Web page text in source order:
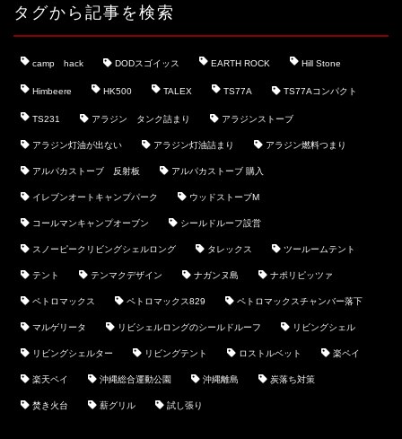
タグから記事を検索
camp hack DODスゴイッス EARTH ROCK Hill Stone
Himbeere HK500 TALEX TS77A TS77Aコンパクト
TS231 アラジン タンク詰まり アラジンストーブ
アラジン灯油が出ない アラジン灯油詰まり アラジン燃料つまり
アルパカストーブ 反射板 アルパカストーブ 購入
イレブンオートキャンプパーク ウッドストーブM
コールマンキャンプオーブン シールドルーフ設営
スノーピークリビングシェルロング タレックス ツールームテント
テント テンマクデザイン ナガンヌ島 ナポリピッツァ
ペトロマックス ペトロマックス829 ペトロマックスチャンバー落下
マルゲリータ リビシェルロングのシールドルーフ リビングシェル
リビングシェルター リビングテント ロストルベット 楽ペイ
楽天ペイ 沖縄総合運動公園 沖縄離島 炭落ち対策
焚き火台 薪グリル 試し張り